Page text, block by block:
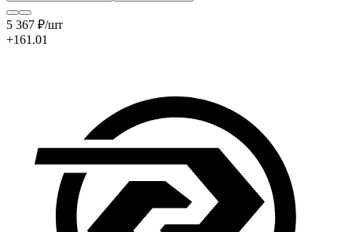
5 367 ₽/шт
+161.01